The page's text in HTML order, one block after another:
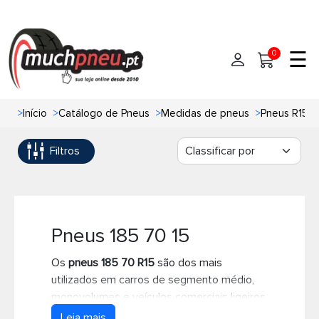
Início
Pneus
Pneus 4x4
Pneus de moto
Pneus de Van
Oficinas de Pneus
Contato
0 ☰
>Início >Catálogo de Pneus >Medidas de pneus >Pneus R15
Filtros
Pneus 185 70 15
Os pneus 185 70 R15são dos mais
utilizados em carros de segmento médio,
monovolumes e veículos comerciais ligeiros,
pois oferecem um excelente equilíbrio entre